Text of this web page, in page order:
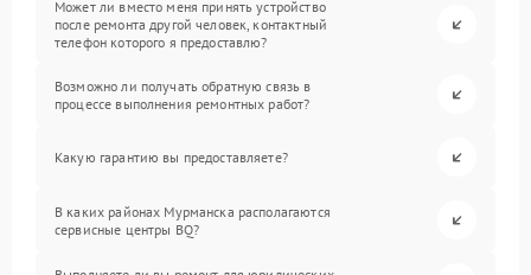
Может ли вместо меня принять устройство
после ремонта другой человек, контактный
телефон которого я предоставлю?
Возможно ли получать обратную связь в
процессе выполнения ремонтных работ?
Какую гарантию вы предоставляете?
В каких районах Мурманска располагаются
сервисные центры BQ?